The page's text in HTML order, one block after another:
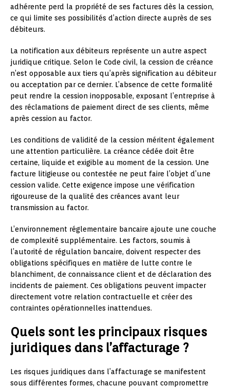
adhérente perd la propriété de ses factures dès la cession,
ce qui limite ses possibilités d’action directe auprès de ses
débiteurs.
La notification aux débiteurs représente un autre aspect
juridique critique. Selon le Code civil, la cession de créance
n’est opposable aux tiers qu’après signification au débiteur
ou acceptation par ce dernier. L’absence de cette formalité
peut rendre la cession inopposable, exposant l’entreprise à
des réclamations de paiement direct de ses clients, même
après cession au factor.
Les conditions de validité de la cession méritent également
une attention particulière. La créance cédée doit être
certaine, liquide et exigible au moment de la cession. Une
facture litigieuse ou contestée ne peut faire l’objet d’une
cession valide. Cette exigence impose une vérification
rigoureuse de la qualité des créances avant leur
transmission au factor.
L’environnement réglementaire bancaire ajoute une couche
de complexité supplémentaire. Les factors, soumis à
l’autorité de régulation bancaire, doivent respecter des
obligations spécifiques en matière de lutte contre le
blanchiment, de connaissance client et de déclaration des
incidents de paiement. Ces obligations peuvent impacter
directement votre relation contractuelle et créer des
contraintes opérationnelles inattendues.
Quels sont les principaux risques
juridiques dans l’affacturage ?
Les risques juridiques dans l’affacturage se manifestent
sous différentes formes, chacune pouvant compromettre